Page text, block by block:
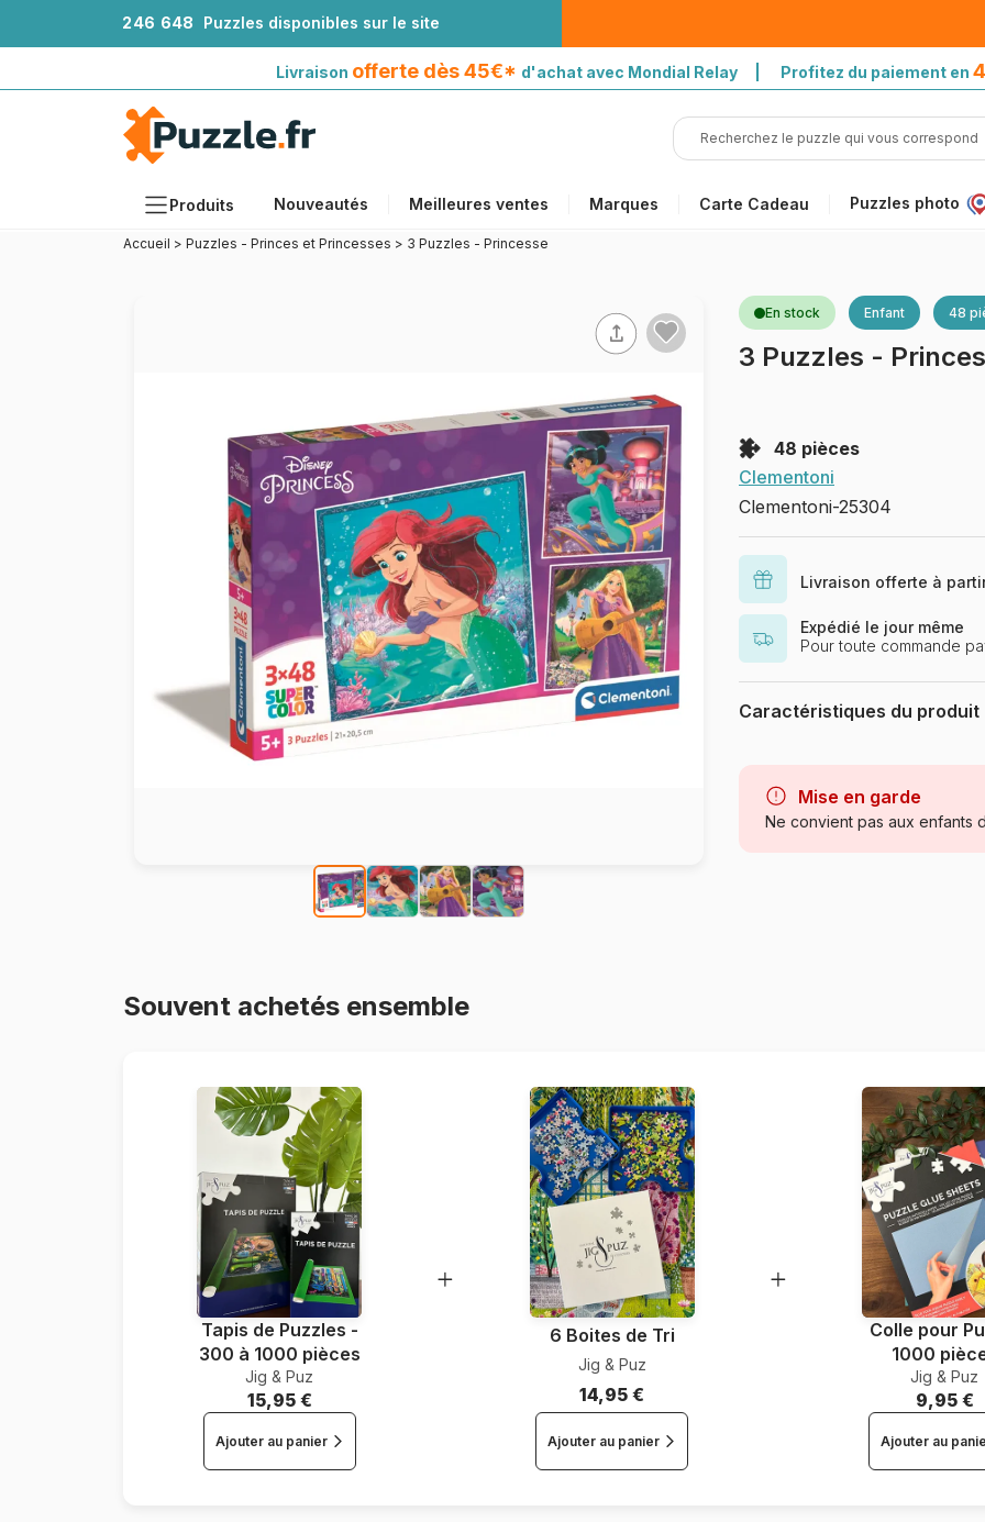
246 648 Puzzles disponibles sur le site
Livraison offerte dès 45€* d'achat avec Mondial Relay | Profitez du paiement en
Produits Nouveautés Meilleures ventes Marques Carte Cadeau Puzzles photo
Puzzles en bois
Peinture au numéro
avec Mondial Relay
Accueil > Puzzles - Princes et Princesses > 3 Puzzles - Princesse
En stock Enfant 48
3 Puzzles -
48 pièces
Clementoni
Clementoni-25304
Livraison offerte à
Expédié le jour même
Pour toute commande
Caractéristiques du produit
Catégorie
Mise en garde
Ne convient pas aux enfants
Souvent achetés ensemble
Tapis de Puzzles -
300 à 1000 pièces
Jig & Puz
15,95 €
Ajouter au panier
6 Boites de Tri
Jig & Puz
14,95 €
Ajouter au panier
Colle pour
1000
Jig & Puz
9,95 €
Ajouter au